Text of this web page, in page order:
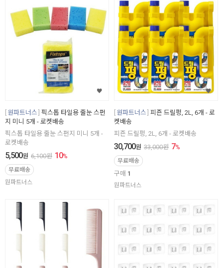
원파트너스 픽스톱 타일용 줄눈 스펀
지 미니 5개 - 로켓배송
픽스톱 타일용 줄눈 스펀지 미니 5개 -
로켓배송
5,500원 6,100원 10%
무료배송
원파트너스
원파트너스 피죤 드릴펑, 2L, 6개 - 로
켓배송
피죤 드릴펑, 2L, 6개 - 로켓배송
30,700원 33,000원 7%
무료배송
구매 1
원파트너스